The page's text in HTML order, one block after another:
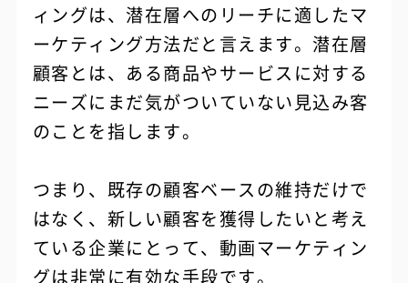
ィングは、潜在層へのリーチに適したマ
ーケティング方法だと言えます。潜在層
顧客とは、ある商品やサービスに対する
ニーズにまだ気がついていない見込み客
のことを指します。
つまり、既存の顧客ベースの維持だけで
はなく、新しい顧客を獲得したいと考え
ている企業にとって、動画マーケティン
グは非常に有効な手段です。